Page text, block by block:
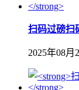
扫码过磅扫
2025年08月